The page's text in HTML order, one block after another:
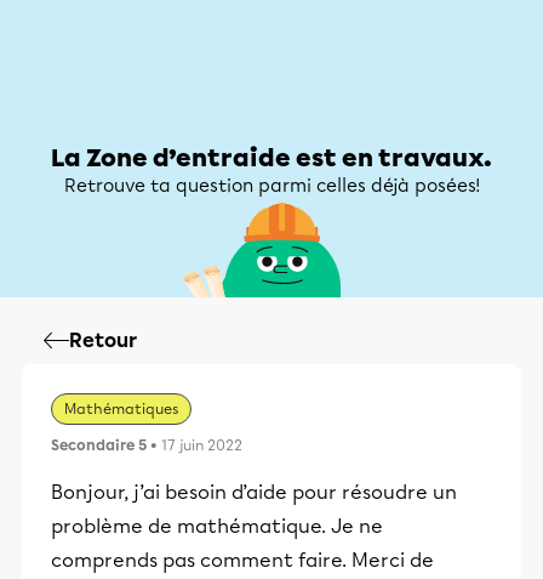
La Zone d’entraide est en travaux.
Retrouve ta question parmi celles déjà posées!
Retour
Mathématiques
Secondaire 5 • 17 juin 2022
Bonjour, j’ai besoin d’aide pour résoudre un
problème de mathématique. Je ne
comprends pas comment faire. Merci de